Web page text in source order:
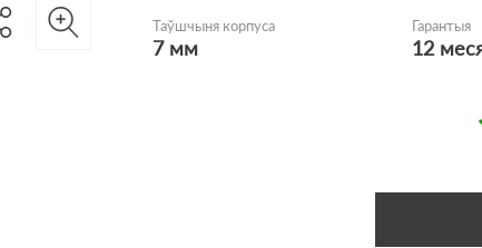
Таўшчыня корпуса
7 мм
Гарантыя
12